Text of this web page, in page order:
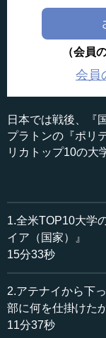
（会員
会員
日本では戦後、『
プラトンの『ポリ
リカトップ10の大
本だという。日本
て、国家論や政治
ンが「正義のあり
た社会のあり方」
作なのである。こ
治論などの議論は
富信留氏は、この
り」「よりよい生
う。はたして、ど
収録日：2022年7
追加日：2022年11
カテゴリー：
哲学・思想
≪全文≫
●欧米で「ベス
1.全米TOP10大学
イア（国家）』
15分33秒
2.アテナイから下
部に何を仕掛けた
11分37秒